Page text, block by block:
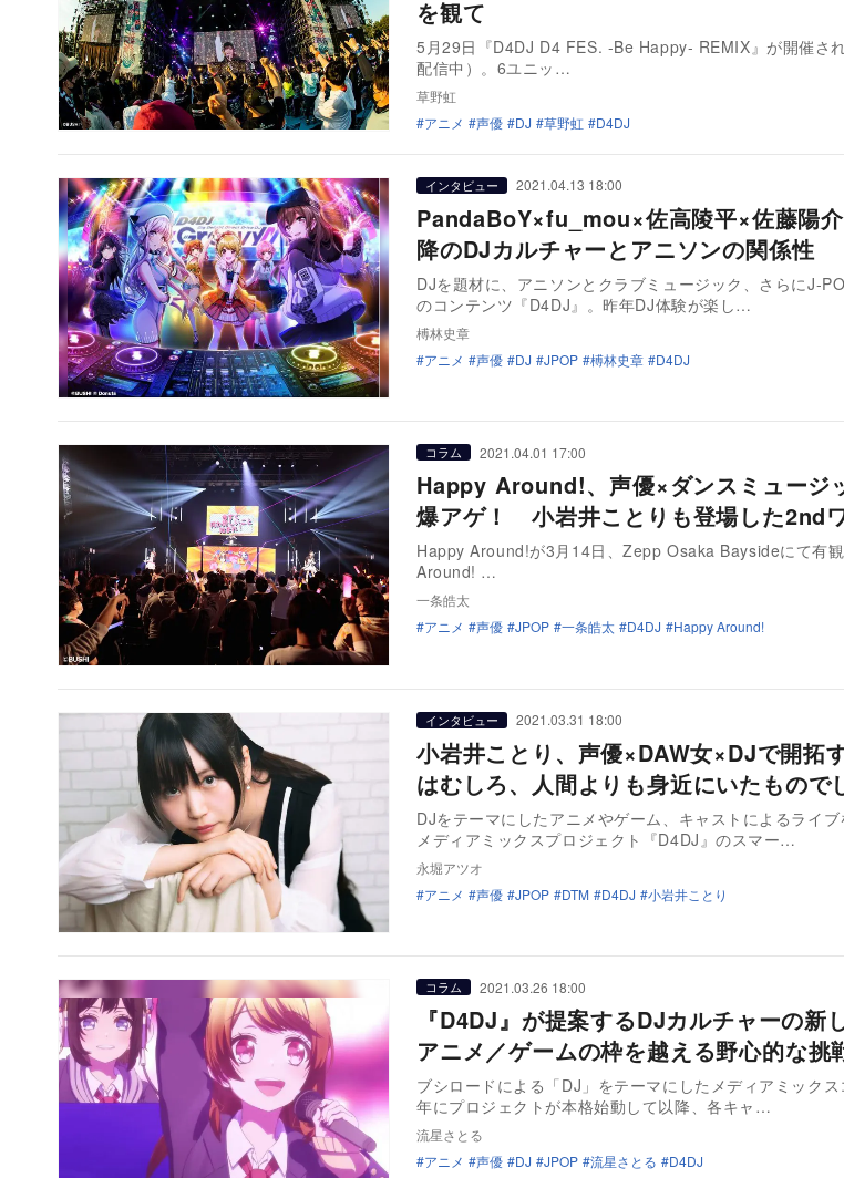
を観て
5月29日『D4DJ D4 FES. -Be Happy- REMIX』が開催さ
配信中）。6ユニッ…
草野虹
アニメ
声優 DJ 草野虹 D4DJ
インタビュー 2021.04.13 18:00
PandaBoY×fu_mou×佐高陵平×佐藤陽
降のDJカルチャーとアニソンの関係性
DJを題材に、アニソンとクラブミュージック、さらにJ-
のコンテンツ『D4DJ』。昨年DJ体験が楽し…
榑林史章
アニメ
声優 DJ JPOP 榑林史章 D4DJ
コラム 2021.04.01 17:00
Happy Around!、声優×ダンスミュージ
爆アゲ！ 小岩井ことりも登場した2nd
Happy Around!が3月14日、Zepp Osaka Baysideにて有
Around! …
一条皓太
アニメ
声優 JPOP 一条皓太 D4DJ Happy Around!
インタビュー 2021.03.31 18:00
小岩井ことり、声優×DAW女×DJで開
はむしろ、人間よりも身近にいたもので
DJをテーマにしたアニメやゲーム、キャストによるライ
メディアミックスプロジェクト『D4DJ』のスマー…
永堀アツオ
アニメ
声優 JPOP DTM D4DJ 小岩井ことり
コラム 2021.03.26 18:00
『D4DJ』が提案するDJカルチャーの
アニメ／ゲームの枠を越える野心的な挑
ブシロードによる「DJ」をテーマにしたメディアミック
年にプロジェクトが本格始動して以降、各キャ…
流星さとる
アニメ
声優 DJ JPOP 流星さとる D4DJ